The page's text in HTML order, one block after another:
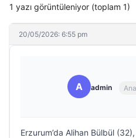
1 yazı görüntüleniyor (toplam 1)
20/05/2026: 6:55 pm
A admin
Erzurum’da Alihan Bülbül